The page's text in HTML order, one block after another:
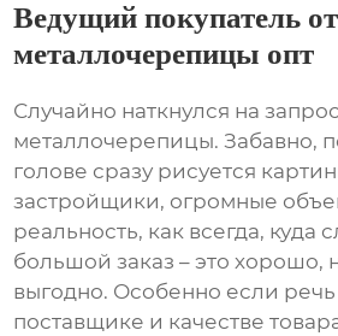
Ведущий покупатель
металлочерепицы опт
Случайно наткнулся на
металлочерепицы. Забавно,
голове сразу рисуется
застройщики, огромные
реальность, как всегда, куда
большой заказ – это хорошо,
выгодно. Особенно если
поставщике и качестве